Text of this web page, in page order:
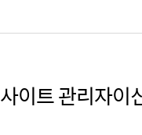
사이트 관리자이